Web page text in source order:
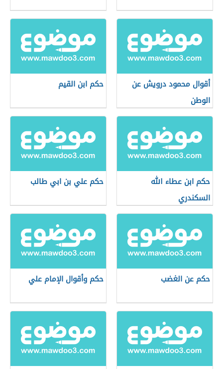
أقوال محمود درويش عن
الوطن
حكم ابن القيم
حكم ابن عطاء الله
السكندري
حكم علي بن ابي طالب
حكم عن الغضب حكم وأقوال الإمام علي